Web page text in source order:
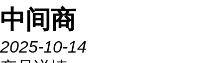
中间商
2025-10-14